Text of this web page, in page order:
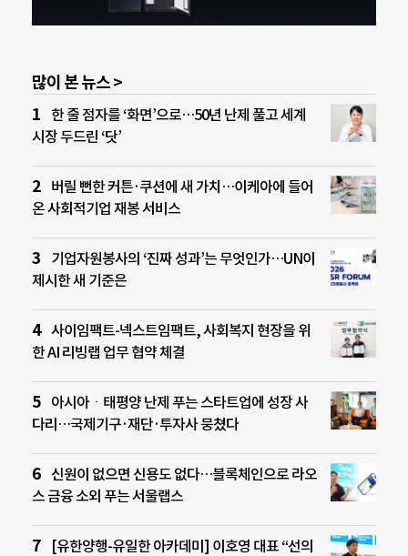
많이 본 뉴스 >
한 줄 점자를 ‘화면’으로…50년 난제 풀고 세계
시장 두드린 ‘닷’
버릴 뻔한 커튼·쿠션에 새 가치…이케아에 들어
온 사회적기업 재봉 서비스
기업자원봉사의 ‘진짜 성과’는 무엇인가…UN이
제시한 새 기준은
사이임팩트-넥스트임팩트, 사회복지 현장을 위
한 AI 리빙랩 업무 협약 체결
아시아ㆍ태평양 난제 푸는 스타트업에 성장 사
다리…국제기구·재단·투자사 뭉쳤다
신원이 없으면 신용도 없다…블록체인으로 라오
스 금융 소외 푸는 서울랩스
[유한양행-유일한 아카데미] 이호영 대표 “선의